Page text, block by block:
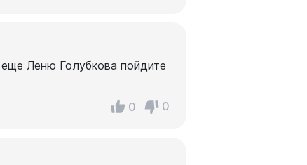
Леню Голубкова пойдите
0 0